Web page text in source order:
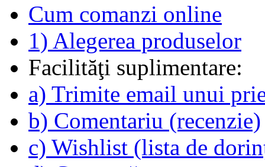
Cum comanzi online
1) Alegerea produselor
Facilităţi suplimentare:
a) Trimite email unui
b) Comentariu (recenzie)
c) Wishlist (lista de